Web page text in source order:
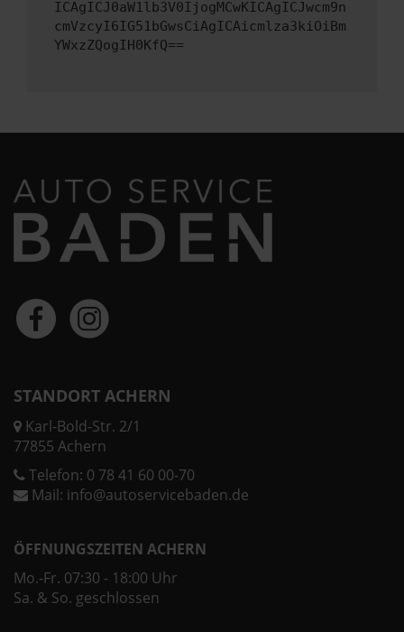
ICAgICJ0aW1lb3V0IjogMCwKICAgICJwcm9n
cmVzcyI6IG51bGwsCiAgICAicmlza3kiOiBm
YWxzZQogIH0KfQ==
STANDORT ACHERN
Karl-Bold-Str. 2/1
77855 Achern
Telefon: 0 78 41 60 00-70
Mail: info@autoservicebaden.de
ÖFFNUNGSZEITEN ACHERN
Mo.-Fr. 07:30 - 18:00 Uhr
Sa. & So. geschlossen